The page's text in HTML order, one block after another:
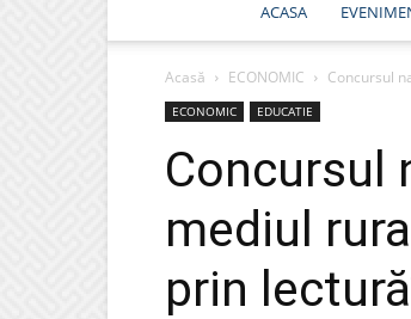
ACASA
Acasă ECONOMIC Concursul
ECONOMIC EDUCATIE
Concursul
mediul
prin